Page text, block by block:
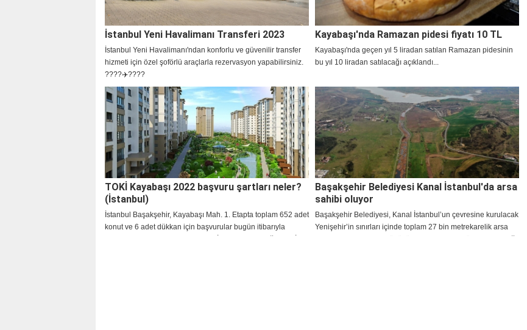
değişmektedir. İşte, güncel 2024 viski fiyatları.
İstanbul Yeni Havalimanı Transferi 2023
İstanbul Yeni Havalimanı'ndan konforlu ve güvenilir transfer
hizmeti için özel şoförlü araçlarla rezervasyon yapabilirsiniz.
????✈️????
Kayabaşı'nda Ramazan pidesi fiyatı 10 TL
Kayabaşı'nda geçen yıl 5 liradan satılan Ramazan pidesinin
bu yıl 10 liradan satılacağı açıklandı...
TOKİ Kayabaşı 2022 başvuru şartları neler?
(İstanbul)
İstanbul Başakşehir, Kayabaşı Mah. 1. Etapta toplam 652 adet
konut ve 6 adet dükkan için başvurular bugün itibarıyla
Başakşehir Belediyesi Kanal İstanbul'da arsa
sahibi oluyor
Başakşehir Belediyesi, Kanal İstanbul’un çevresine kurulacak
Yenişehir’in sınırları içinde toplam 27 bin metrekarelik arsa